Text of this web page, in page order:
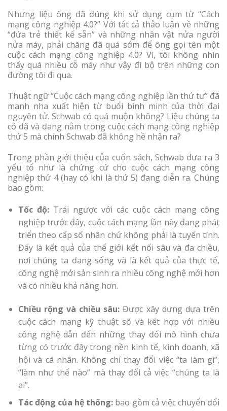
Nhưng liệu ông đã đúng khi sử dụng cụm từ “Cách
mạng công nghiệp 4.0?” Với tất cả thảo luận về những
“đứa trẻ thiết kế sẵn” và những nhân vật nửa người
nửa máy, phải chăng đã quá sớm để ông gọi tên một
cuộc cách mạng công nghiệp 4.0? Vì, tôi không nhìn
thấy quá nhiều cỗ máy như vậy đi bộ trên những con
đường tôi đi qua.
Thuật ngữ “Cuộc cách mạng công nghiệp lần thứ tư” đã
manh nha xuất hiện từ buổi bình minh của thời đại
nguyên tử. Schwab có quá muộn không? Liệu chúng ta
có đã và đang nằm trong cuộc cách mạng công nghiệp
thứ 5 mà chính Schwab đã không hề nhận ra?
Trong phần giới thiệu của cuốn sách, Schwab đưa ra 3
yếu tố như là chứng cứ cho cuộc cách mạng công
nghiệp thứ 4 (hay có khi là thứ 5) đang diễn ra. Chúng
bao gồm:
Tốc độ:Trái ngược với các cuộc cách mạng công
nghiệp trước đây, cuộc cách mạng lần này đang phát
triển theo cấp số nhân chứ không phải là tuyến tính.
Đấy là kết quả của thế giới kết nối sâu và đa chiều,
nơi chúng ta đang sống và là kết quả của thực tế,
công nghệ mới sản sinh ra nhiều công nghệ mới hơn
và có nhiều khả năng hơn.
Chiều rộng và chiều sâu: Được xây dựng dựa trên
cuộc cách mạng kỹ thuật số và kết hợp với nhiều
công nghệ dẫn đến những thay đổi mô hình chưa
từng có trước đây trong nền kinh tế, kinh doanh, xã
hội và cá nhân. Không chỉ thay đổi việc “ta làm gì”,
“làm như thế nào” mà thay đổi cả việc “chúng ta là
ai”.
Tác động của hệ thống: bao gồm cả việc chuyển đổi